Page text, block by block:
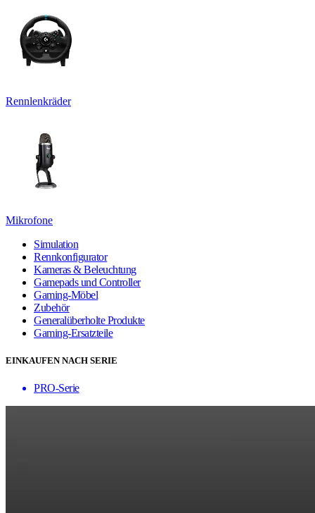
Rennlenkräder
Mikrofone
Simulation
Rennkonfigurator
Kameras & Beleuchtung
Gamepads und Controller
Gaming-Möbel
Zubehör
Generalüberholte Produkte
Gaming-Ersatzteile
EINKAUFEN NACH SERIE
PRO-Serie